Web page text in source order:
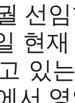
선
현
있